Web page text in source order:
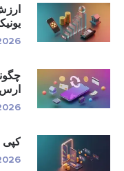
18, 2026
ارس�...
13, 2026
کپی
2026